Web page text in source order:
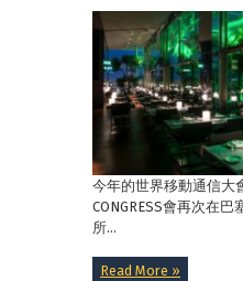
今年的世界移動通信大
CONGRESS會再次在
所...
Read More »